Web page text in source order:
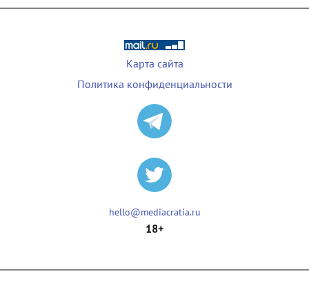
Карта сайта
Политика конфиденциальности
hello@mediacratia.ru
18+